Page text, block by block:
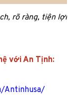
rõ ràng, tiện lợi
với An Tịnh:
Antinhusa/